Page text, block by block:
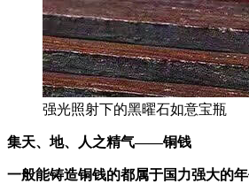
强光照射下的黑曜石如意宝瓶
集天、地、人之精气——铜钱
一般能铸造铜钱的都属于国力强大的